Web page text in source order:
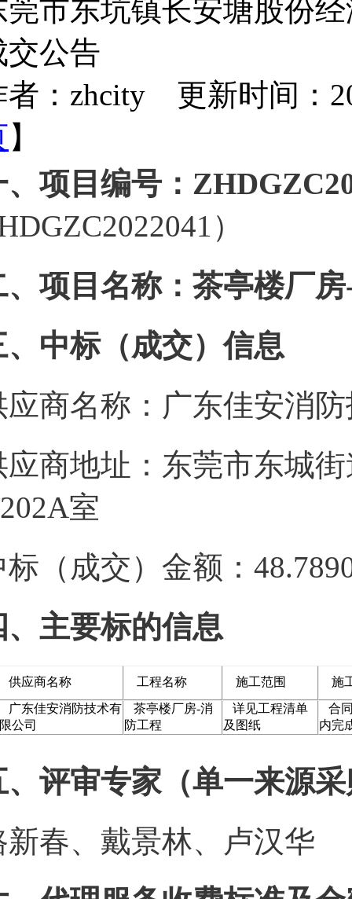
莞市东坑镇长安塘股份
交公告
者：zhcity 更新时间：
】
、项目编号：
）
、项目名称：茶亭楼厂
、中标（成交）信息
应商名称：广东佳安消
应商地址：东莞市东城
室
标（成交）金额：
、主要标的信息
供应商名称 工程名称 施工范围
施
广东佳安消防技术有
限公司
茶亭楼厂房-消
防工程
详见工程清单
及图纸
合
内完
、评审专家（单一来源
新春、戴景林、卢汉华